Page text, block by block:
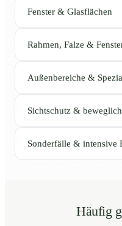
Fenster & Glasflächen
Rahmen, Falze &
Außenbereiche &
Sichtschutz &
Sonderfälle & intensive
Häufig